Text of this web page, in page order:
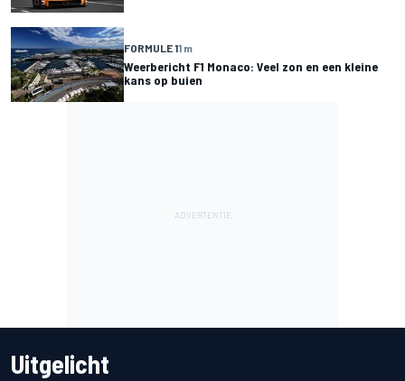
FORMULE 11 m
Weerbericht F1 Monaco: Veel zon en een kleine
kans op buien
Uitgelicht